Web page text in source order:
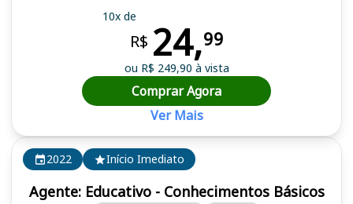
2022 Início Imediato
Agente: Educativo - Conhecimentos Básicos
10x de
R$ 24,99
ou R$ 249,90 à vista
Comprar Agora
Ver Mais